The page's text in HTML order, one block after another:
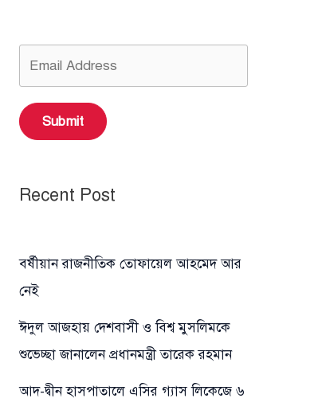
Submit
Recent Post
বর্ষীয়ান রাজনীতিক তোফায়েল আহমেদ আর
নেই
ঈদুল আজহায় দেশবাসী ও বিশ্ব মুসলিমকে
শুভেচ্ছা জানালেন প্রধানমন্ত্রী তারেক রহমান
আদ-দ্বীন হাসপাতালে এসির গ্যাস লিকেজে ৬